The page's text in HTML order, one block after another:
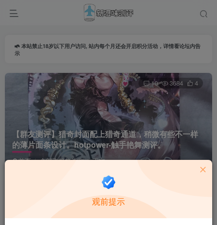
本站禁止18岁以下用户访问, 站内每个月还会开启积分活动，详情看论坛内告
示
【群友测评】猎奇封面配上猎奇通道，稍微有些不一样
的薄片面条设计。hotpower-触手艳舞测评。
首页 全部飞机杯评测 正文
10 3684 4
观前提示